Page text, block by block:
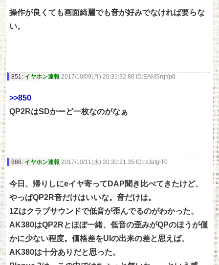
操作が良くても画面綺麗でも音が好みでなければ要らな
い。
851: イヤホン速報 2017/10/09(月) 20:31:32.80 ID:EAMSrqYp0
>>850
QP2RはSDかーど一枚なのがなぁ
886: イヤホン速報 2017/10/11(水) 20:30:21.35 ID:rzJafglT0
今日、帰りしにeイヤ寄ってDAP聞き比べてきたけど、
やっぱQP2R音だけはいいな。音だけは。
1Zはクラブサウンドで低音が歪んでるのがわかった。
AK380はQP2Rとほぼ一緒、低音の歪みがQPのほうが僅
かに少ない程度。価格差をUIの出来の差と思えば、
AK380は十分ありだと思った。